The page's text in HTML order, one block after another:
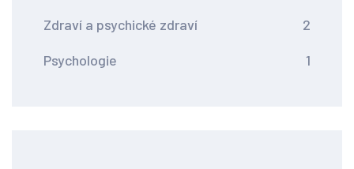
Zdraví a psychické zdraví 2
Psychologie 1